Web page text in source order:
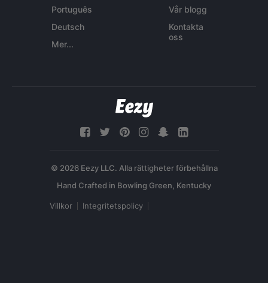
Português
Deutsch
Mer...
Vår blogg
Kontakta
oss
© 2026 Eezy LLC. Alla rättigheter förbehållna
Villkor Integritetspolicy